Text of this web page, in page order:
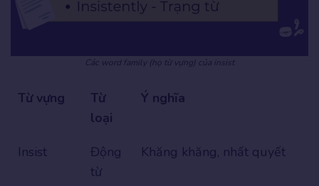
Các word family (họ từ vựng) của insist
Từ vựng
Từ
loại
Ý nghĩa
Insist
Động
từ
Khăng khăng, nhất quyết